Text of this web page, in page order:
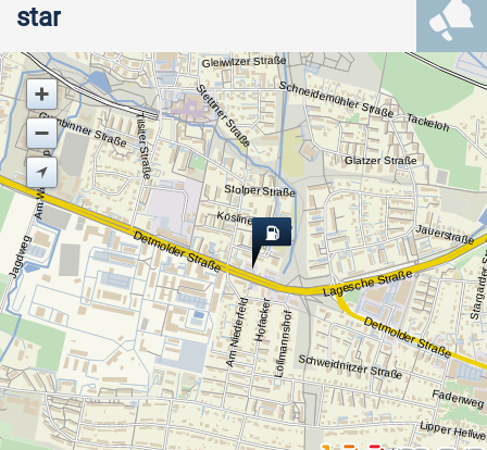
star
Detmolder Straße
Lagesche Straße
Detmolder Straße
Tackeloh
Fadenweg
Jauerstraße
Gleiwitzer Straße
Schweidnitzer Straße
Stolper Straße
Glatzer Straße
Hofacker
Kösliner Straße
Tilsiter Straße
Am Niederfeld
Gumbinner Straße Stettiner Straße
Am Wortkamp
Schneidemühler Straße
Löllmannshof
Jagdweg
Lipper